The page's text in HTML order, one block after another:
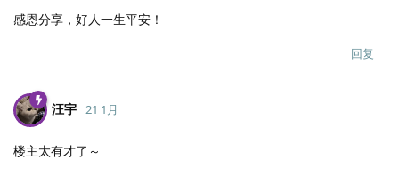
感恩分享，好人一生平安！
回复
汪宇 21 1月
楼主太有才了～